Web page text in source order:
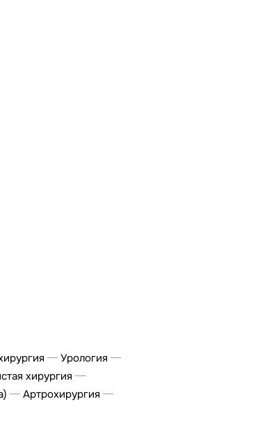
Урология
хирургия
Артрохирургия